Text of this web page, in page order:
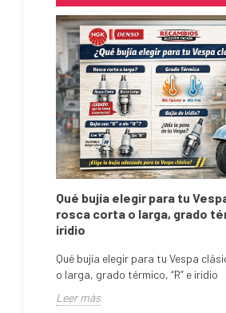
Qué bujía elegir para tu
rosca corta o larga, grado
iridio
Qué bujía elegir para tu Vespa
o larga, grado térmico, “R” e iridio
Leer más